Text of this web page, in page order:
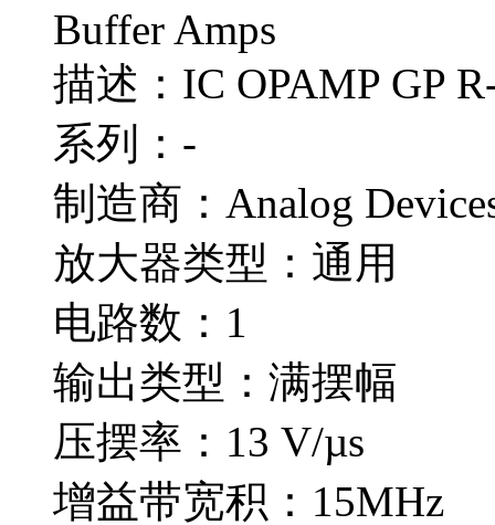
Buffer Amps
描述：IC OPAMP GP
系列：-
制造商：Analog
放大器类型：通用
电路数：1
输出类型：满摆幅
压摆率：13 V/µs
增益带宽积：15MHz